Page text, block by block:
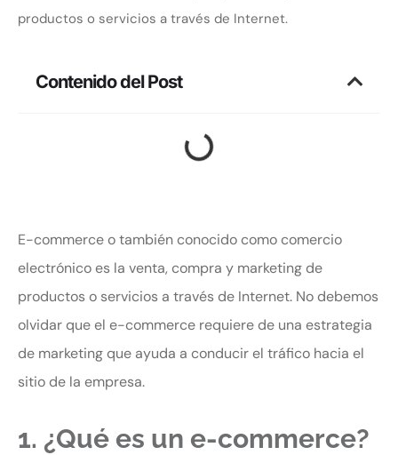
productos o servicios a través de Internet.
Contenido del Post
E-commerce o también conocido como comercio
electrónico es la venta, compra y marketing de
productos o servicios a través de Internet. No debemos
olvidar que el e-commerce requiere de una estrategia
de marketing que ayuda a conducir el tráfico hacia el
sitio de la empresa.
1. ¿Qué es un e-commerce?